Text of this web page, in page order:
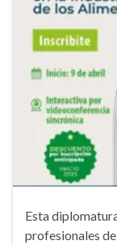
Esta
profesionales